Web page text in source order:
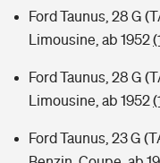
Ford Taunus, 28 G
Limousine, ab 1952
Ford Taunus, 28 G
Limousine, ab 1952
Ford Taunus, 23 G